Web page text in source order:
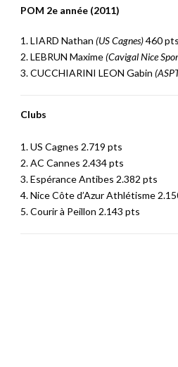
POM 2e année (2011)
1. LIARD Nathan (US Cagnes)460 pts
2. LEBRUN Maxime(Cavigal Nice
3. CUCCHIARINI LEON Gabin
Clubs
1. US Cagnes 2.719 pts
2. AC Cannes 2.434 pts
3. Espérance Antibes 2.382 pts
4. Nice Côte d’Azur Athlétisme
5. Courir à Peillon 2.143 pts